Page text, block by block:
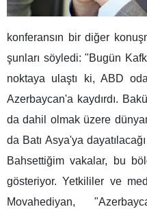
konferansın bir diğer
şunları söyledi: "Bugün
noktaya ulaştı ki, ABD
Azerbaycan'a kaydırdı.
da dahil olmak üzere
da Batı Asya'ya
Bahsettiğim vakalar, bu
gösteriyor. Yetkililer ve
Movahediyan,